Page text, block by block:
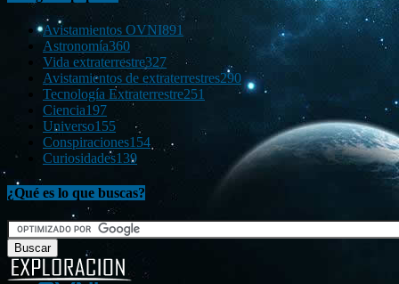
Avistamientos OVNI891
Astronomía360
Vida extraterrestre327
Avistamientos de extraterrestres290
Tecnología Extraterrestre251
Ciencia197
Universo155
Conspiraciones154
Curiosidades139
¿Qué es lo que buscas?